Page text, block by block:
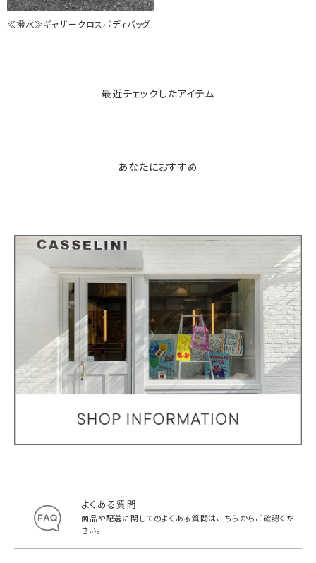
≪撥水≫ギャザークロスボディバッグ
最近チェックしたアイテム
あなたにおすすめ
よくある質問
商品や配送に関してのよくある質問はこちらからご確認くだ
さい。